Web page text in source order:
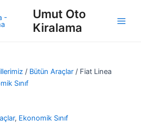
Umut Oto
Kiralama
/ Bütün Araçlar / Fiat Linea
Sınıf
, Ekonomik Sınıf